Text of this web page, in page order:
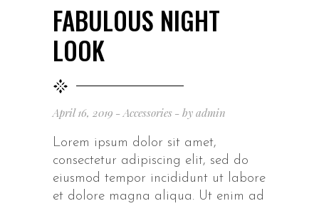
FABULOUS NIGHT
LOOK
April 16, 2019 Accessories by admin
Lorem ipsum dolor sit amet,
consectetur adipiscing elit, sed do
eiusmod tempor incididunt ut labore
et dolore magna aliqua. Ut enim ad